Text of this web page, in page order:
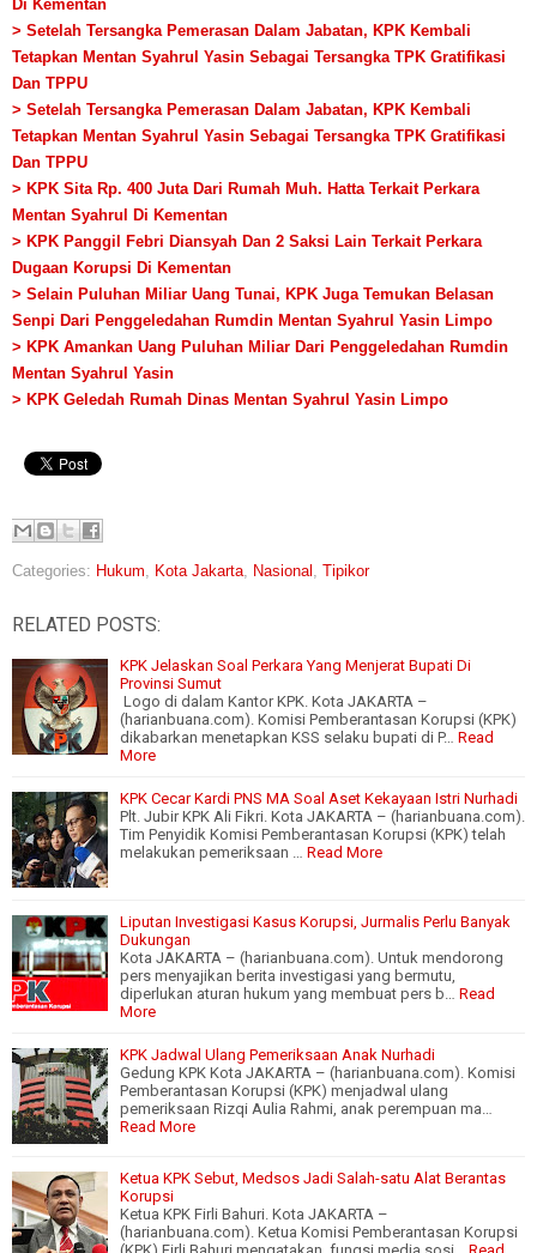
Di Kementan
> Setelah Tersangka Pemerasan Dalam Jabatan, KPK Kembali
Tetapkan Mentan Syahrul Yasin Sebagai Tersangka TPK Gratifikasi
Dan TPPU
> Setelah Tersangka Pemerasan Dalam Jabatan, KPK Kembali
Tetapkan Mentan Syahrul Yasin Sebagai Tersangka TPK Gratifikasi
Dan TPPU
> KPK Sita Rp. 400 Juta Dari Rumah Muh. Hatta Terkait Perkara
Mentan Syahrul Di Kementan
> KPK Panggil Febri Diansyah Dan 2 Saksi Lain Terkait Perkara
Dugaan Korupsi Di Kementan
> Selain Puluhan Miliar Uang Tunai, KPK Juga Temukan Belasan
Senpi Dari Penggeledahan Rumdin Mentan Syahrul Yasin Limpo
> KPK Amankan Uang Puluhan Miliar Dari Penggeledahan Rumdin
Mentan Syahrul Yasin
> KPK Geledah Rumah Dinas Mentan Syahrul Yasin Limpo
Categories: Hukum Kota Jakarta Nasional Tipikor
RELATED POSTS:
KPK Jelaskan Soal Perkara Yang Menjerat Bupati Di
Provinsi Sumut
Logo di dalam Kantor KPK. Kota JAKARTA –
(harianbuana.com). Komisi Pemberantasan Korupsi (KPK)
dikabarkan menetapkan KSS selaku bupati di P…
Read
More
KPK Cecar Kardi PNS MA Soal Aset Kekayaan Istri Nurhadi
Plt. Jubir KPK Ali Fikri. Kota JAKARTA – (harianbuana.com).
Tim Penyidik Komisi Pemberantasan Korupsi (KPK) telah
melakukan pemeriksaan …
Read More
Liputan Investigasi Kasus Korupsi, Jurmalis Perlu Banyak
Dukungan
Kota JAKARTA – (harianbuana.com). Untuk mendorong
pers menyajikan berita investigasi yang bermutu,
diperlukan aturan hukum yang membuat pers b…
Read
More
KPK Jadwal Ulang Pemeriksaan Anak Nurhadi
Gedung KPK Kota JAKARTA – (harianbuana.com). Komisi
Pemberantasan Korupsi (KPK) menjadwal ulang
pemeriksaan Rizqi Aulia Rahmi, anak perempuan ma…
Read More
Ketua KPK Sebut, Medsos Jadi Salah-satu Alat Berantas
Korupsi
Ketua KPK Firli Bahuri. Kota JAKARTA –
(harianbuana.com). Ketua Komisi Pemberantasan Korupsi